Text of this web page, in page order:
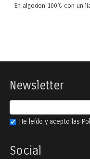
En algodon 100% con un
Newsletter
He leído y acepto las
Social